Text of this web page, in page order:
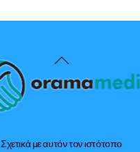
Back
To
Σχετικά με αυτόν τον ιστότοπο